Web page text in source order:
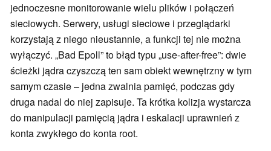
jednoczesne monitorowanie wielu plików i połączeń
sieciowych. Serwery, usługi sieciowe i przeglądarki
korzystają z niego nieustannie, a funkcji tej nie można
wyłączyć. „Bad Epoll” to błąd typu „use-after-free”: dwie
ścieżki jądra czyszczą ten sam obiekt wewnętrzny w tym
samym czasie – jedna zwalnia pamięć, podczas gdy
druga nadal do niej zapisuje. Ta krótka kolizja wystarcza
do manipulacji pamięcią jądra i eskalacji uprawnień z
konta zwykłego do konta root.